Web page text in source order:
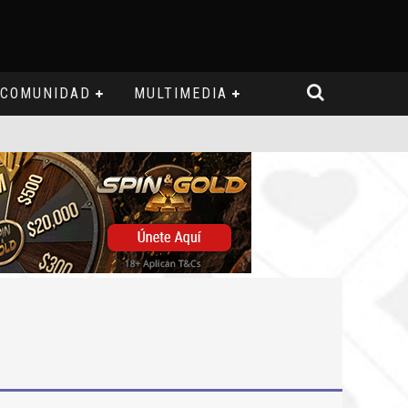
COMUNIDAD MULTIMEDIA